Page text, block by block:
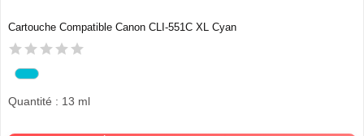
Cartouche Compatible Canon CLI-551C XL Cyan
Quantité : 13 ml